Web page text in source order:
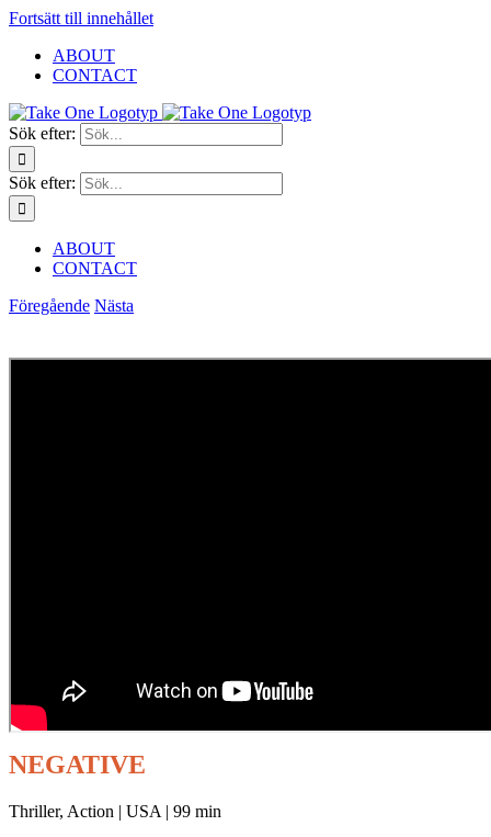
Fortsätt till innehållet
ABOUT
CONTACT
Sök efter:
Sök efter:
ABOUT
CONTACT
Föregående Nästa
NEGATIVE
Thriller, Action | USA | 99 min